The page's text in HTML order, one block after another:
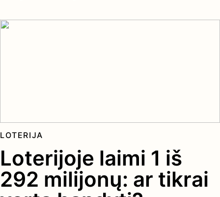
Loterijoje laimi 1 iš
292 milijonų: ar tikrai
LOTERIJA